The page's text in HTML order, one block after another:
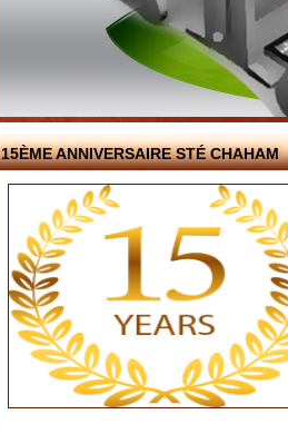
15ÈME ANNIVERSAIRE STÉ CHAHAM